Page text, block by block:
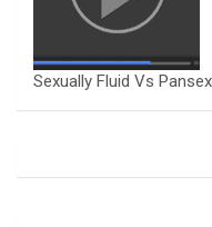
Sexually Fluid Vs